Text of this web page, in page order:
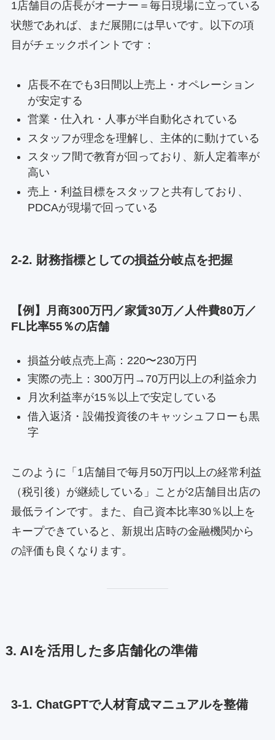
1店舗目の店長がオーナー＝毎日現場に立っている
状態であれば、まだ展開には早いです。以下の項
目がチェックポイントです：
店長不在でも3日間以上売上・オペレーション
が安定する
営業・仕入れ・人事が半自動化されている
スタッフが理念を理解し、主体的に動けている
スタッフ間で教育が回っており、新人定着率が
高い
売上・利益目標をスタッフと共有しており、
PDCAが現場で回っている
2-2. 財務指標としての損益分岐点を把握
【例】月商300万円／家賃30万／人件費80万／
FL比率55％の店舗
損益分岐点売上高：220〜230万円
実際の売上：300万円→70万円以上の利益余力
月次利益率が15％以上で安定している
借入返済・設備投資後のキャッシュフローも黒
字
このように「1店舗目で毎月50万円以上の経常利益
（税引後）が継続している」ことが2店舗目出店の
最低ラインです。また、自己資本比率30％以上を
キープできていると、新規出店時の金融機関から
の評価も良くなります。
3. AIを活用した多店舗化の準備
3-1. ChatGPTで人材育成マニュアルを整備